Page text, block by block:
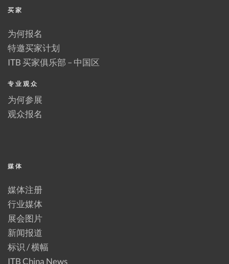
买家
为何报名
特邀买家计划
ITB 买家俱乐部 – 中国区
专业观众
为何参展
观众报名
媒体
媒体注册
行业媒体
展会图片
新闻报道
标识 / 横幅
ITB China News